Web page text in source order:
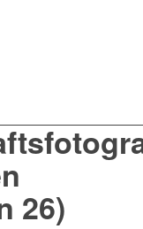
26)